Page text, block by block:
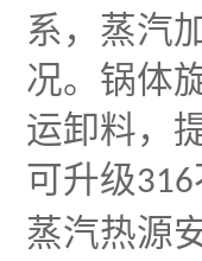
系，蒸汽
况。锅体
运卸料，
可升级316
蒸汽热源